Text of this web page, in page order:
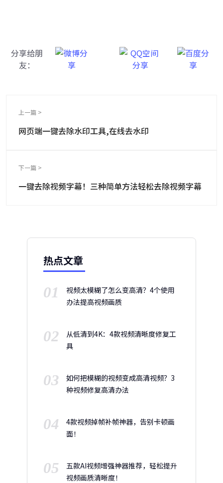
分享给朋
友：
上一篇 >
网页端一键去除水印工具,在线去水印
下一篇 >
一键去除视频字幕！三种简单方法轻松去除视频字幕
热点文章
01
视频太模糊了怎么变高清？4个使用
办法提高视频画质
02
从低清到4K：4款视频清晰度修复工
具
03
如何把模糊的视频变成高清视频？3
种视频修复高清办法
04
4款视频掉帧补帧神器，告别卡顿画
面！
05
五款AI视频增强神器推荐，轻松提升
视频画质清晰度！